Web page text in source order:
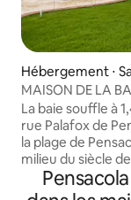
Hébergement ⋅
h
MAISON DE LA
couchers de soleil
La baie souffle à
rue Palafox de
la plage de Pensacola.
milieu du siècle
avec plage de
sur la baie de